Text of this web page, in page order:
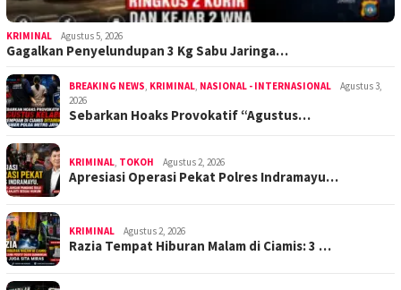
KRIMINAL Agustus 5, 2026
Gagalkan Penyelundupan 3 Kg Sabu Jaringa…
BREAKING NEWS KRIMINAL NASIONAL - INTERNASIONAL
Agustus 3,
2026
Sebarkan Hoaks Provokatif “Agustus…
KRIMINAL TOKOH Agustus 2, 2026
Apresiasi Operasi Pekat Polres Indramayu…
KRIMINAL Agustus 2, 2026
Razia Tempat Hiburan Malam di Ciamis: 3 …